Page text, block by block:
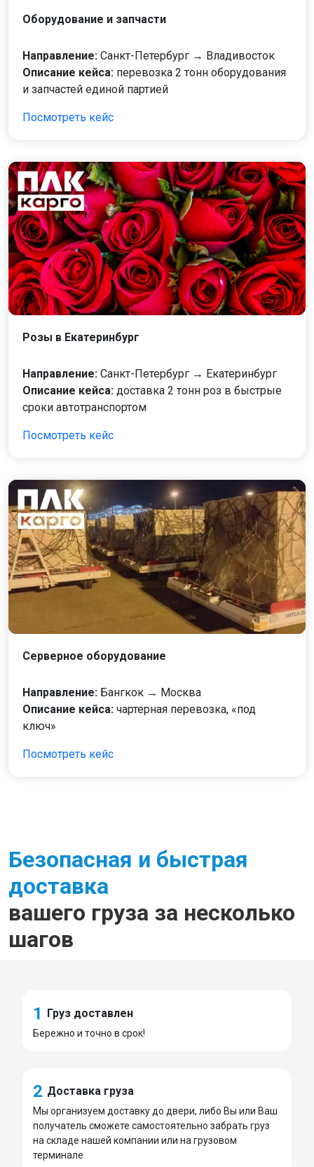
Оборудование и запчасти
Направление: Санкт-Петербург → Владивосток
Описание кейса: перевозка 2 тонн оборудования
и запчастей единой партией
Посмотреть кейс
Розы в Екатеринбург
Направление: Санкт-Петербург → Екатеринбург
Описание кейса: доставка 2 тонн роз в быстрые
сроки автотранспортом
Посмотреть кейс
Серверное оборудование
Направление: Бангкок → Москва
Описание кейса: чартерная перевозка, «под
ключ»
Посмотреть кейс
Безопасная и быстрая
доставка
вашего груза за несколько
шагов
1 Груз доставлен
Бережно и точно в срок!
2 Доставка груза
Мы организуем доставку до двери, либо Вы или Ваш
получатель сможете самостоятельно забрать груз
на складе нашей компании или на грузовом
терминале